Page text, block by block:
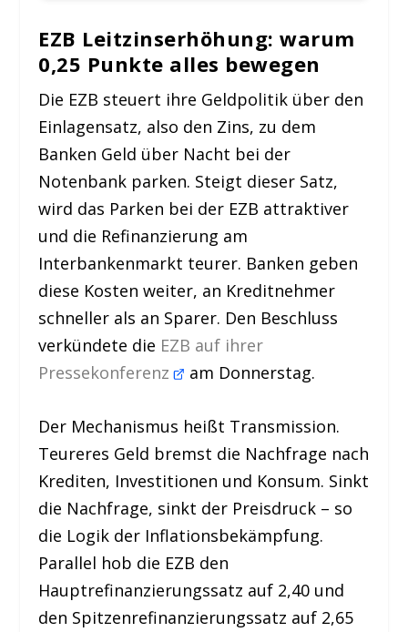
EZB Leitzinserhöhung: warum
0,25 Punkte alles bewegen
Die EZB steuert ihre Geldpolitik über den
Einlagensatz, also den Zins, zu dem
Banken Geld über Nacht bei der
Notenbank parken. Steigt dieser Satz,
wird das Parken bei der EZB attraktiver
und die Refinanzierung am
Interbankenmarkt teurer. Banken geben
diese Kosten weiter, an Kreditnehmer
schneller als an Sparer. Den Beschluss
verkündete die EZB auf ihrer
Pressekonferenz
am Donnerstag.
Der Mechanismus heißt Transmission.
Teureres Geld bremst die Nachfrage nach
Krediten, Investitionen und Konsum. Sinkt
die Nachfrage, sinkt der Preisdruck – so
die Logik der Inflationsbekämpfung.
Parallel hob die EZB den
Hauptrefinanzierungssatz auf 2,40 und
den Spitzenrefinanzierungssatz auf 2,65